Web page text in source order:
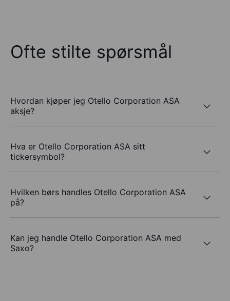
Ofte stilte spørsmål
Hvordan kjøper jeg Otello Corporation ASA
aksje?
Hva er Otello Corporation ASA sitt
tickersymbol?
Hvilken børs handles Otello Corporation ASA
på?
Kan jeg handle Otello Corporation ASA med
Saxo?